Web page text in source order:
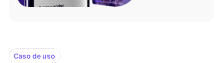
Caso de uso